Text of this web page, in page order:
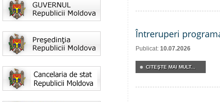
Întreruperi
Publicat: 10.07.2026
CITEŞTE MAI MULT...